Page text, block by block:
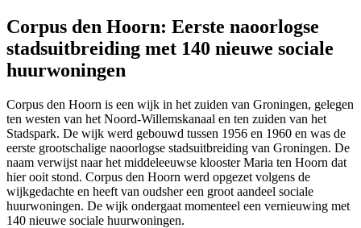
Corpus den Hoorn: Eerste naoorlogse
stadsuitbreiding met 140 nieuwe sociale
huurwoningen
Corpus den Hoorn is een wijk in het zuiden van Groningen, gelegen
ten westen van het Noord-Willemskanaal en ten zuiden van het
Stadspark. De wijk werd gebouwd tussen 1956 en 1960 en was de
eerste grootschalige naoorlogse stadsuitbreiding van Groningen. De
naam verwijst naar het middeleeuwse klooster Maria ten Hoorn dat
hier ooit stond. Corpus den Hoorn werd opgezet volgens de
wijkgedachte en heeft van oudsher een groot aandeel sociale
huurwoningen. De wijk ondergaat momenteel een vernieuwing met
140 nieuwe sociale huurwoningen.